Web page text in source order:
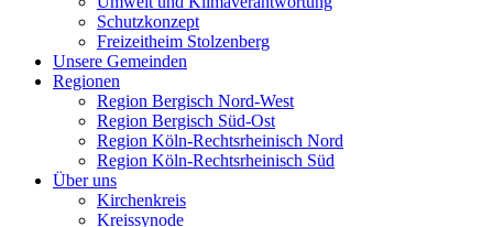
Schutzkonzept
Freizeitheim Stolzenberg
Unsere Gemeinden
Regionen
Region Bergisch Nord-West
Region Bergisch Süd-Ost
Region Köln-Rechtsrheinisch Nord
Region Köln-Rechtsrheinisch Süd
Über uns
Kirchenkreis
Kreissynode